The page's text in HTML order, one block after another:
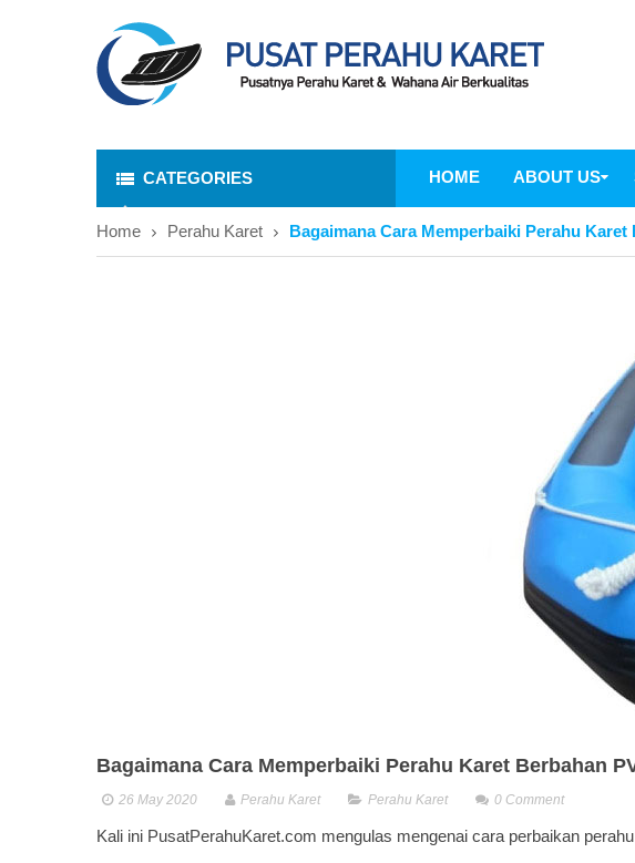
CATEGORIES HOME ABOUT US
Home Perahu Karet Bagaimana Cara Memperbaiki Perahu Karet
Bagaimana Cara Memperbaiki Perahu Karet Berbahan
26 May 2020 Perahu Karet Perahu Karet 0 Comment
Kali ini PusatPerahuKaret.com mengulas mengenai cara perbaikan